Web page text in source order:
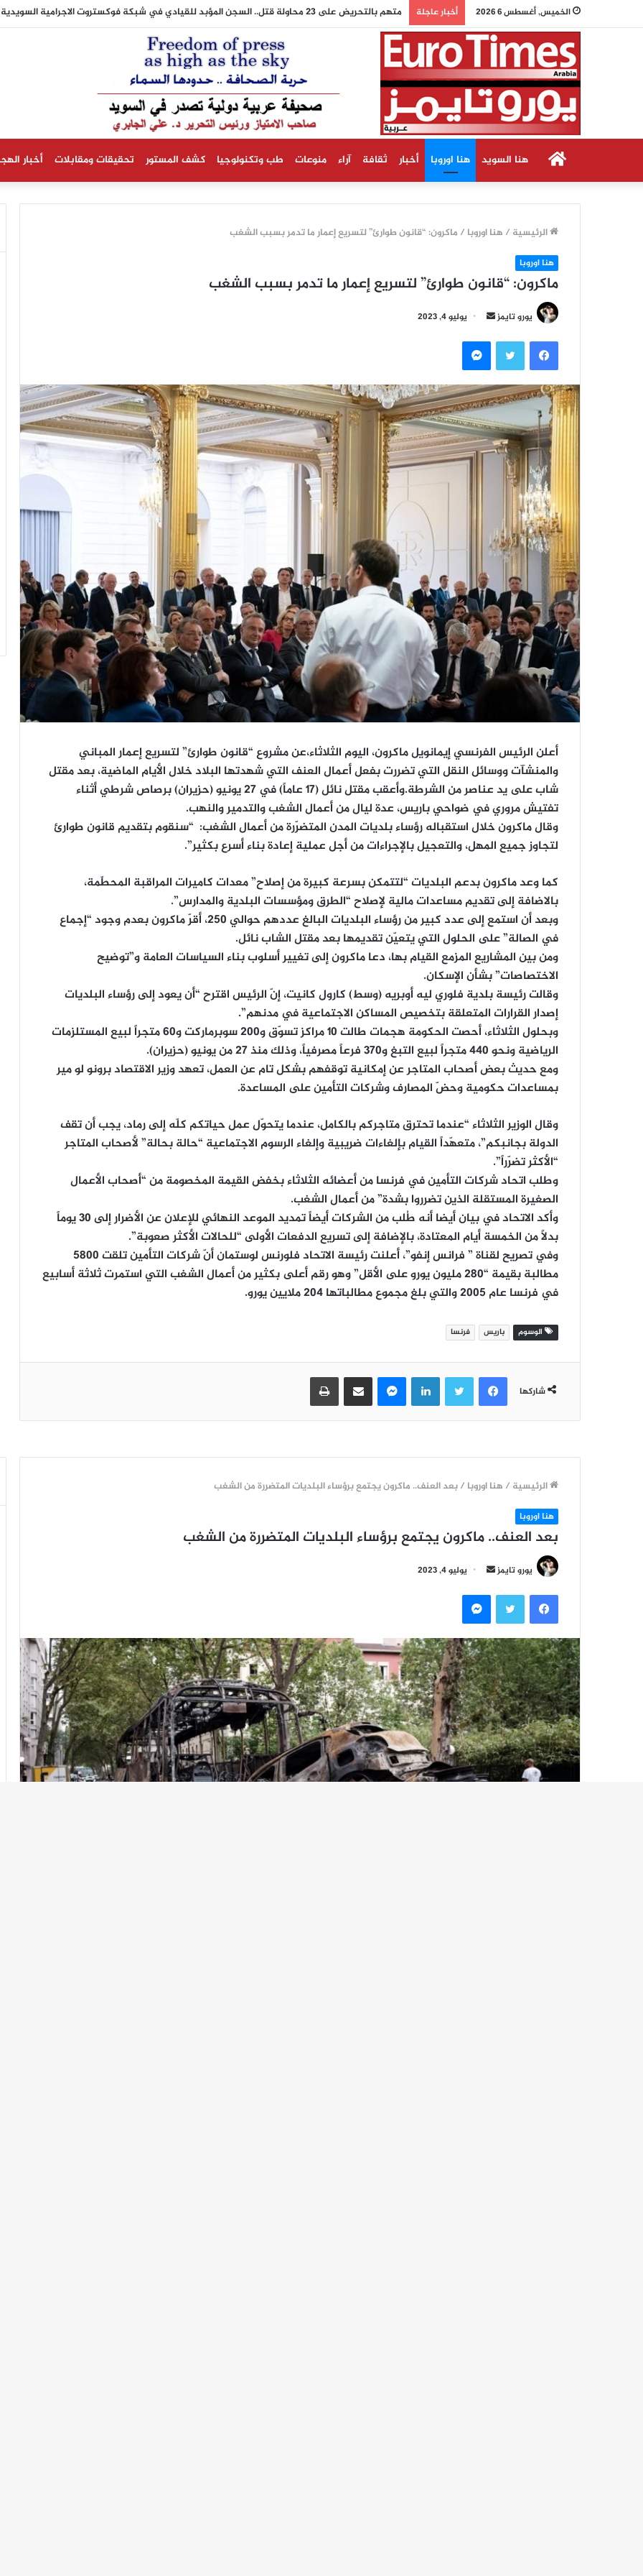
الخميس, أغسطس 6 2026 أخبار عاجلة
الرئيسيةهنا السويد هنا اوروبا أخبار ثقافة آراء منوعات طب وتكنولوجيا كشف المستور تحقيقات ومقابلات أخبار
الرئيسية / هنا اوروبا / ماكرون: “قانون طوارئ” لتسريع إعمار ما تدمر بسبب الشغب
هنا اوروبا
ماكرون: “قانون طوارئ” لتسريع إعمار ما تدمر بسبب الشغب
يورو تايمز
أرسل
إلكترونيا
يوليو 4, 2023
فيسبوكتويتر ماسنجر
أعلن الرئيس الفرنسي إيمانويل ماكرون، اليوم الثلاثاء،عن مشروع “قانون طوارئ” لتسريع إعمار المباني
والمنشآت ووسائل النقل التي تضررت بفعل أعمال العنف التي شهدتها البلاد خلال الأيام الماضية، بعد مقتل
شاب على يد عناصر من الشرطة.وأعقب مقتل نائل (17 عاماً) في 27 يونيو (حزيران) برصاص شرطي أثناء
تفتيش مروري في ضواحي باريس، عدة ليال من أعمال الشغب والتدمير والنهب.
وقال ماكرون خلال استقباله رؤساء بلديات المدن المتضرّرة من أعمال الشغب: “سنقوم بتقديم قانون طوارئ
لتجاوز جميع المهل، والتعجيل بالإجراءات من أجل عملية إعادة بناء أسرع بكثير”.
كما وعد ماكرون بدعم البلديات “لتتمكن بسرعة كبيرة من إصلاح” معدات كاميرات المراقبة المحطّمة،
بالاضافة إلى تقديم مساعدات مالية لإصلاح “الطرق ومؤسسات البلدية والمدارس”.
وبعد أن استمع إلى عدد كبير من رؤساء البلديات البالغ عددهم حوالي 250، أقرّ ماكرون بعدم وجود “إجماع
في الصالة” على الحلول التي يتعيّن تقديمها بعد مقتل الشاب نائل.
ومن بين المشاريع المزمع القيام بها، دعا ماكرون إلى تغيير أسلوب بناء السياسات العامة و”توضيح
الاختصاصات” بشأن الإسكان.
وقالت رئيسة بلدية فلوري ليه أوبريه (وسط) كارول كانيت، إنّ الرئيس اقترح “أن يعود إلى رؤساء البلديات
إصدار القرارات المتعلقة بتخصيص المساكن الاجتماعية في مدنهم”.
وبحلول الثلاثاء، أحصت الحكومة هجمات طالت 10 مراكز تسوّق و200 سوبرماركت و60 متجراً لبيع المستلزمات
الرياضية ونحو 440 متجراً لبيع التبغ و370 فرعاً مصرفياً، وذلك منذ 27 من يونيو (حزيران).
ومع حديث بعض أصحاب المتاجر عن إمكانية توقفهم بشكل تام عن العمل، تعهد وزير الاقتصاد برونو لو مير
بمساعدات حكومية وحضّ المصارف وشركات التأمين على المساعدة.
وقال الوزير الثلاثاء “عندما تحترق متاجركم بالكامل، عندما يتحوّل عمل حياتكم كلّه إلى رماد، يجب أن تقف
الدولة بجانبكم”، متعهّداً القيام بإلغاءات ضريبية وإلغاء الرسوم الاجتماعية “حالة بحالة” لأصحاب المتاجر
“الأكثر تضرّراً”.
وطلب اتحاد شركات التأمين في فرنسا من أعضائه الثلاثاء بخفض القيمة المخصومة من “أصحاب الأعمال
الصغيرة المستقلة الذين تضرروا بشدة” من أعمال الشغب.
وأكد الاتحاد في بيان أيضا أنه طُلب من الشركات أيضاً تمديد الموعد النهائي للإعلان عن الأضرار إلى 30 يوماً
بدلاً من الخمسة أيام المعتادة، بالإضافة إلى تسريع الدفعات الأولى “للحالات الأكثر صعوبة”.
وفي تصريح لقناة ” فرانس إنفو”، أعلنت رئيسة الاتحاد فلورنس لوستمان أنّ شركات التأمين تلقت 5800
مطالبة بقيمة “280 مليون يورو على الأقل” وهو رقم أعلى بكثير من أعمال الشغب التي استمرت ثلاثة أسابيع
في فرنسا عام 2005 والتي بلغ مجموع مطالباتها 204 ملايين يورو.
الوسوم باريس فرنسا
شاركها
فيسبوكتويتر لينكدإنماسنجر مشاركة عبر البريد طباعة